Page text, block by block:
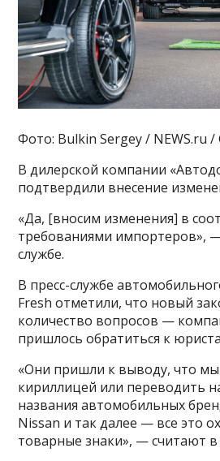
Фото: Bulkin Sergey / NEWS.ru /
В дилерской компании
подтвердили внесение
«Да, [вносим изменения] в
требованиями импортеров»,
службе.
В пресс-службе
Fresh отметили, что новый
количество вопросов —
пришлось обратиться к
«Они пришли к выводу, что мы
кириллицей или переводить
названия автомобильных
Nissan и так далее — все это
товарные знаки», — считают